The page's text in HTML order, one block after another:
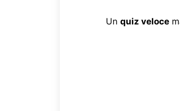
Un quiz veloce